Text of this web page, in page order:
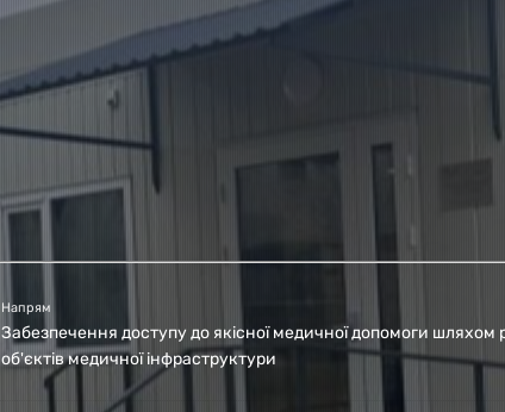
Напрям
Забезпечення доступу до якісної медичної допомоги шляхом
об'єктів медичної інфраструктури